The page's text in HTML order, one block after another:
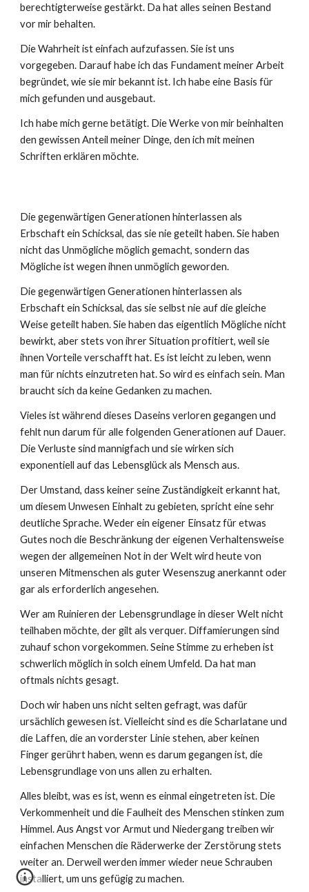
berechtigterweise gestärkt. Da hat alles seinen Bestand
vor mir behalten.
Die Wahrheit ist einfach aufzufassen. Sie ist uns
vorgegeben. Darauf habe ich das Fundament meiner Arbeit
begründet, wie sie mir bekannt ist. Ich habe eine Basis für
mich gefunden und ausgebaut.
Ich habe mich gerne betätigt. Die Werke von mirbeinhalten
den gewissen Anteil meiner Dinge, den ich mitmeinen
Schriften erklären möchte.
Die gegenwärtigen Generationen hinterlassen als
Erbschaft ein Schicksal, das sie nie geteilt haben. Sie haben
nicht das Unmögliche möglich gemacht, sondern das
Mögliche ist wegen ihnen unmöglich geworden.
Die gegenwärtigen Generationen hinterlassen als
Erbschaft ein Schicksal, das sie selbst nie auf die gleiche
Weise geteilt haben. Sie haben das eigentlich Mögliche nicht
bewirkt, aber stets von ihrer Situation profitiert, weil sie
ihnen Vorteile verschafft hat. Es ist leicht zu leben, wenn
man für nichts einzutreten hat. So wird es einfach sein. Man
braucht sich da keine Gedanken zu machen.
Vieles ist während dieses Daseins verloren gegangen und
fehlt nun darum für alle folgenden Generationen auf Dauer.
Die Verluste sind mannigfach und sie wirken sich
exponentiell auf das Lebensglück als Mensch aus.
Der Umstand, dass keiner seine Zuständigkeit erkannt hat,
um diesem Unwesen Einhalt zu gebieten, spricht eine sehr
deutliche Sprache. Weder ein eigener Einsatz für etwas
Gutes noch die Beschränkung der eigenen Verhaltensweise
wegen der allgemeinen Not in der Welt wird heute von
unseren Mitmenschen als guter Wesenszug anerkannt oder
gar als erforderlich angesehen.
Wer am Ruinieren der Lebensgrundlage in dieser Welt nicht
teilhaben möchte, der gilt als verquer. Diffamierungen sind
zuhauf schon vorgekommen. Seine Stimme zu erheben ist
schwerlich möglich in solch einem Umfeld. Da hat man
oftmals nichts gesagt.
Doch wir haben uns nicht selten gefragt, was dafür
ursächlich gewesen ist. Vielleicht sind es die Scharlatane und
die Laffen, die an vorderster Linie stehen, aber keinen
Finger gerührt haben, wenn es darum gegangen ist, die
Lebensgrundlage von uns allen zu erhalten.
Alles bleibt, was es ist, wenn es einmal eingetreten ist. Die
Verkommenheit und die Faulheit des Menschen stinken zum
Himmel. Aus Angst vor Armut und Niedergang treiben wir
einfachen Menschen die Räderwerke der Zerstörung stets
weiter an. Derweil werden immer wieder neue Schrauben
installiert, um uns gefügig zu machen.